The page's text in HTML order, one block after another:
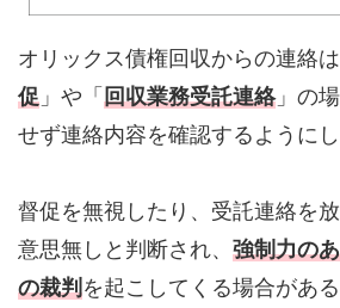
オリックス債権回収からの連絡は
促 」や「 回収業務受託連絡」の
せず連絡内容を確認するようにし
督促を無視したり、受託連絡を
意思無しと判断され、 強制力の
の裁判を起こしてくる場合があ